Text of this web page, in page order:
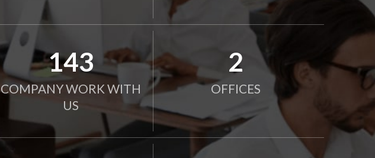
190
COMPANY WORK WITH
US
2
OFFICES